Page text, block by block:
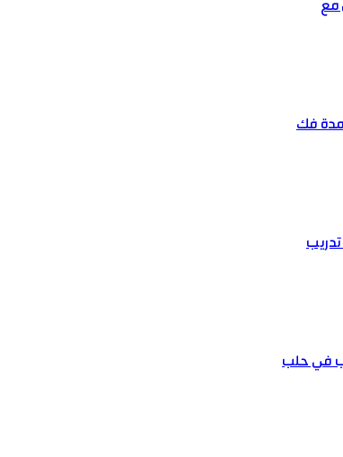
مع
مدة فك
تدريب
في حلب